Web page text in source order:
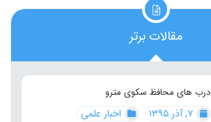
مقالات برتر
درب های محافظ سکوی مترو
اخبار علمی